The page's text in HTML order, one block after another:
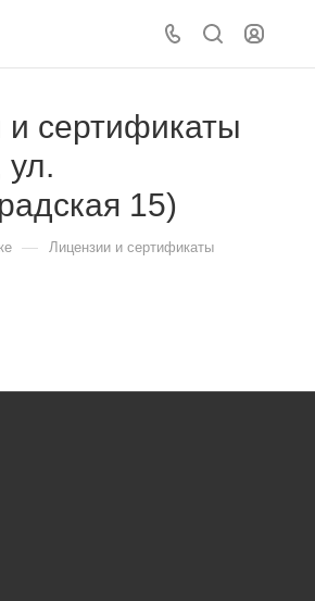
и сертификаты
ул.
15)
— Лицензии и сертификаты